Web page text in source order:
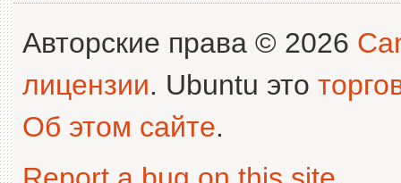
Авторские права © 2026
лицензии. Ubuntu это
Об этом сайте.